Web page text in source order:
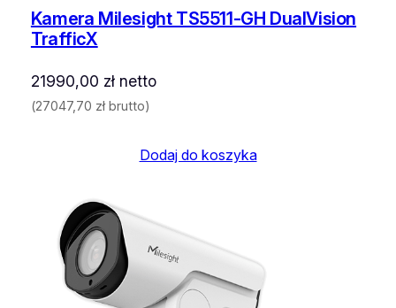
Kamera Milesight TS5511-GH DualVision
TrafficX
21990,00 złnetto
(27047,70 złbrutto)
Dodaj do koszyka